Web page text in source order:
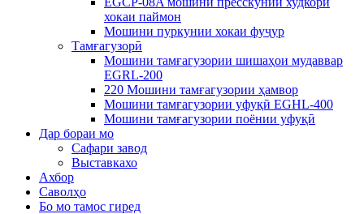
хокаи паймон
Мошини пуркунии хокаи фуҷур
Тамғагузорӣ
Мошини тамғагузории шишаҳои мудаввар
EGRL-200
220 Мошини тамғагузории ҳамвор
Мошини тамғагузории уфуқӣ EGHL-400
Мошини тамғагузории поёнии уфуқӣ
Дар бораи мо
Сафари завод
Выставкахо
Ахбор
Саволҳо
Бо мо тамос гиред